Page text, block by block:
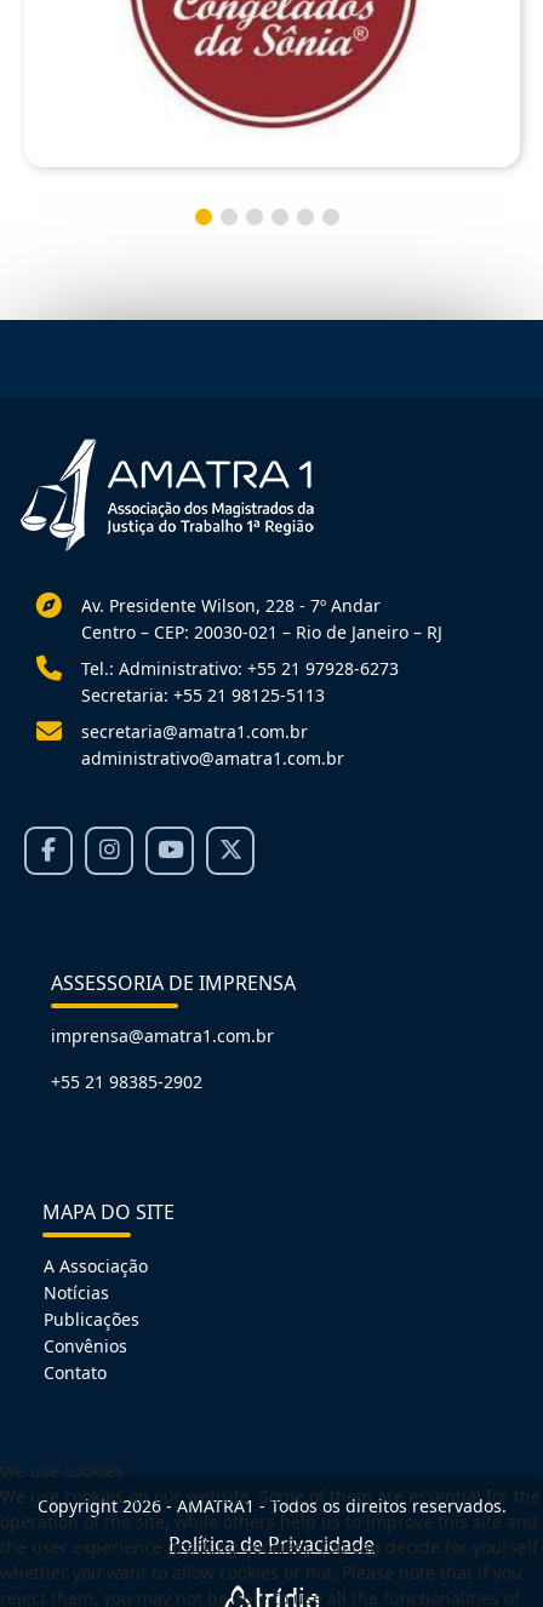
Av. Presidente Wilson, 228 - 7º Andar
Centro – CEP: 20030-021 – Rio de Janeiro – RJ
Tel.: Administrativo: +55 21 97928-6273
Secretaria: +55 21 98125-5113
secretaria@amatra1.com.br
administrativo@amatra1.com.br
ASSESSORIA DE IMPRENSA
imprensa@amatra1.com.br
+55 21 98385-2902
MAPA DO SITE
A Associação
Notícias
Publicações
Convênios
Contato
Copyright 2026 - AMATRA1 - Todos os direitos reservados.
Política de Privacidade
We use cookies
We use cookies on our website. Some of them are essential for the
operation of the site, while others help us to improve this site and
the user experience (tracking cookies). You can decide for yourself
whether you want to allow cookies or not. Please note that if you
reject them, you may not be able to use all the functionalities of